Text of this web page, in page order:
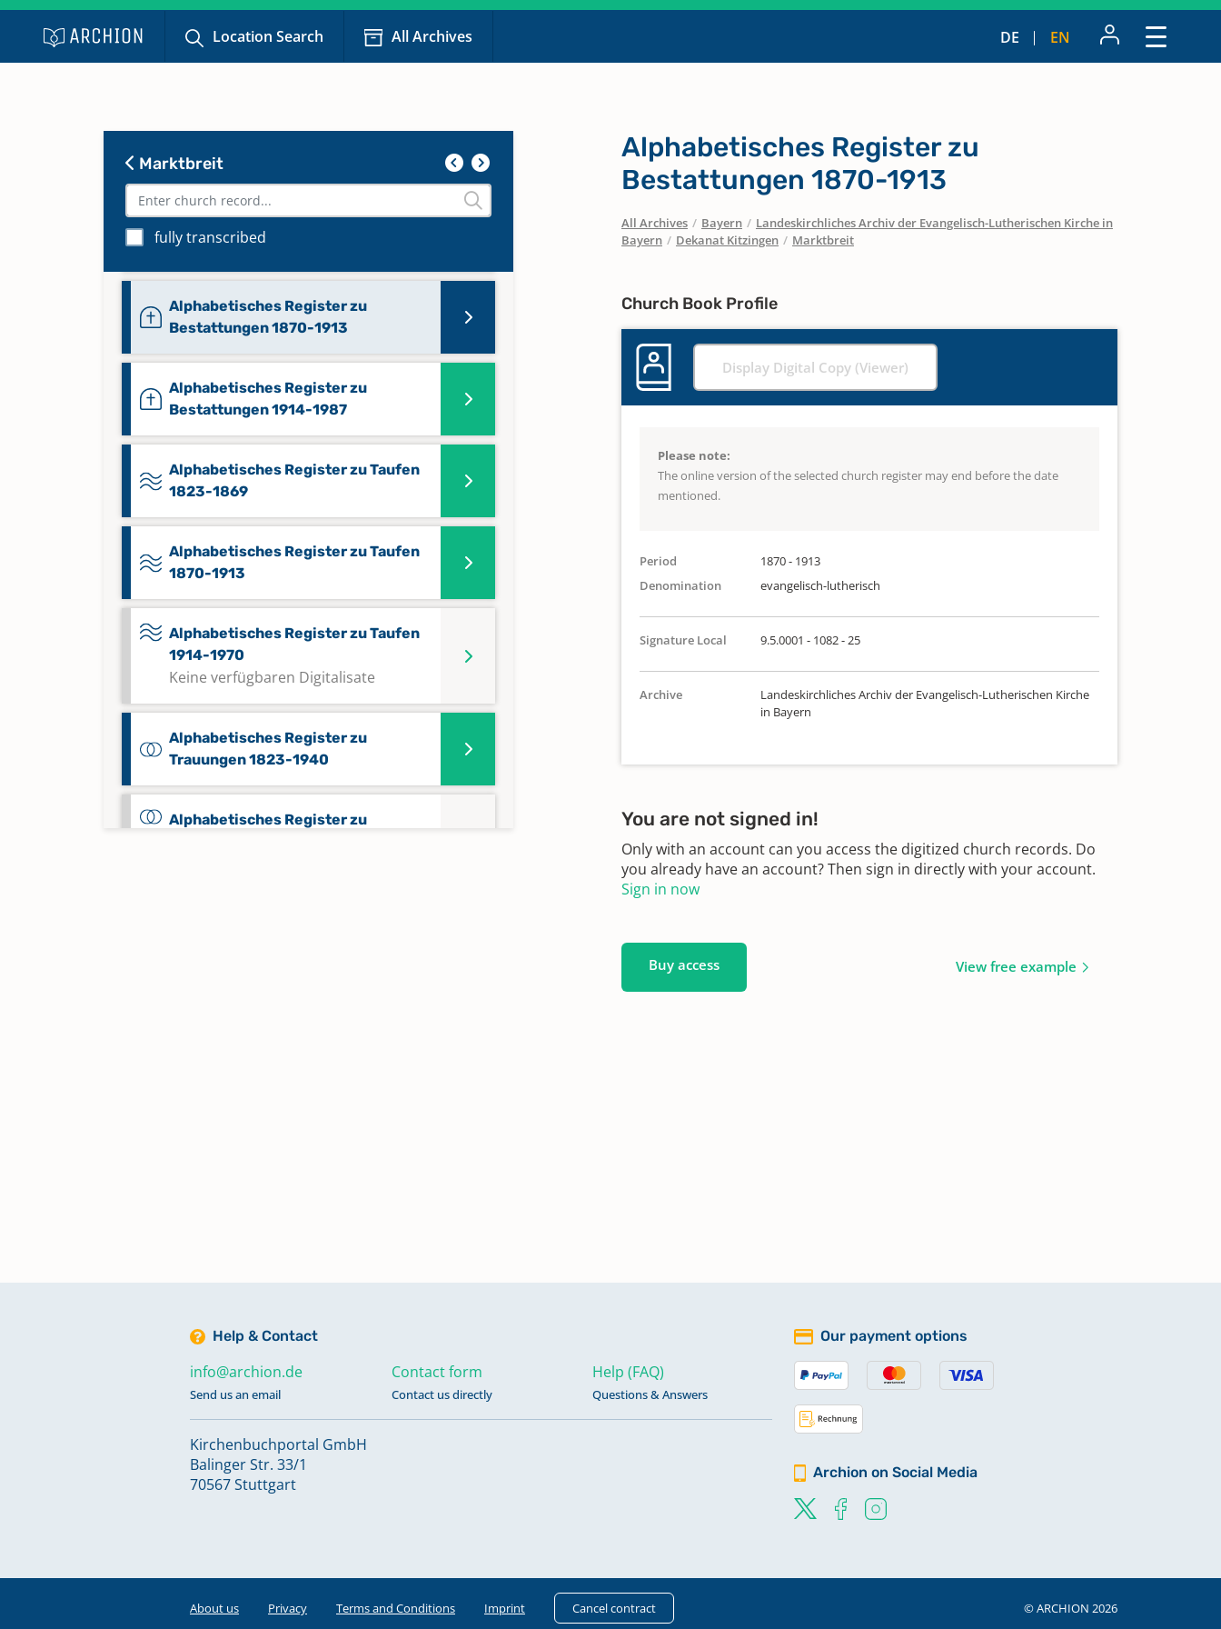
Location Search All Archives DE EN
Marktbreit
fully transcribed
Abendmahl 1961-1997
Keine verfügbaren Digitalisate
Bestattungen 1823-1869
Alphabetisches Register zu
Bestattungen 1870-1913
Alphabetisches Register zu
Bestattungen 1914-1987
Alphabetisches Register zu Taufen
1823-1869
Alphabetisches Register zu Taufen
1870-1913
Alphabetisches Register zu Taufen
1914-1970
Keine verfügbaren Digitalisate
Alphabetisches Register zu
Trauungen 1823-1940
Alphabetisches Register zu
1987-2017
Keine verfügbaren Digitalisate
Konfirmationen 1831-1881
Konfirmationen 1945-2017
Alphabetisches Register zu
Bestattungen 1870-1913
All Archives / Bayern / Landeskirchliches Archiv der Evangelisch-Lutherischen Kirche in
Bayern / Dekanat Kitzingen / Marktbreit
Church Book Profile
Display Digital Copy (Viewer)
Please note:
The online version of the selected church register may end before the date
mentioned.
Period
1870 - 1913
Denomination
evangelisch-lutherisch
Signature Local 9.5.0001 - 1082 - 25
Archive
Landeskirchliches Archiv der Evangelisch-Lutherischen Kirche
in Bayern
You are not signed in!
Only with an account can you access the digitized church records. Do
you already have an account? Then sign in directly with your account.
Sign in now
Buy access View free example
Help & Contact
info@archion.de
Send us an email
Contact form
Contact us directly
Help (FAQ)
Questions & Answers
Kirchenbuchportal GmbH
Balinger Str. 33/1
70567 Stuttgart
Our payment options
Archion on Social Media
About us Privacy Terms and Conditions Imprint Cancel contract © ARCHION 2026